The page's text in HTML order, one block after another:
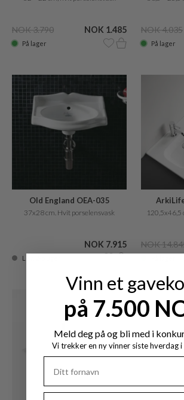
NOK 3.790 NOK 1.485
På lager
NOK 4.035
På lager
Old England OEA-035
37x28 cm. Hvit porselensvask
NOK 7.915
Lev. 2-6 uger
120,5x46,5
NOK
Vinn et
på 7.500
Meld deg på og bli med i
Vi trekker en ny vinner siste hverdag i